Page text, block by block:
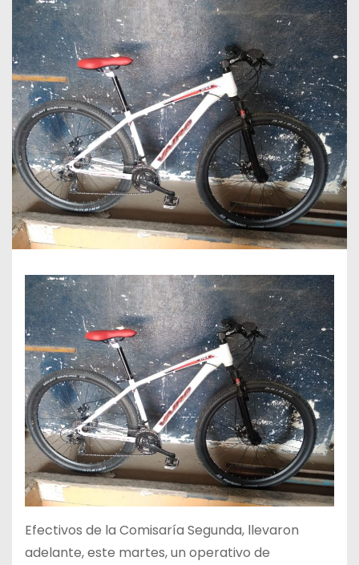
Efectivos de la Comisaría Segunda, llevaron
adelante, este martes, un operativo de